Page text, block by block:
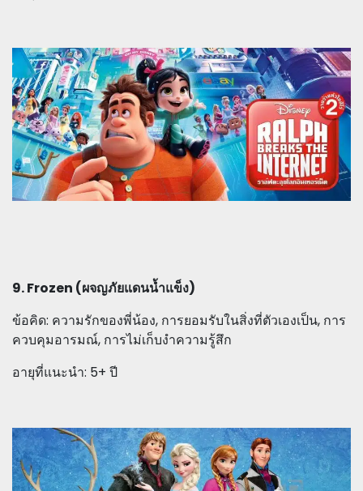
9. Frozen (ผจญภัยแดนน้ำแข็ง)
ข้อคิด: ความรักของพี่น้อง, การยอมรับในสิ่งที่ตัวเองเป็น, การ
ควบคุมอารมณ์, การไม่เก็บงำความรู้สึก
อายุที่แนะนำ: 5+ ปี